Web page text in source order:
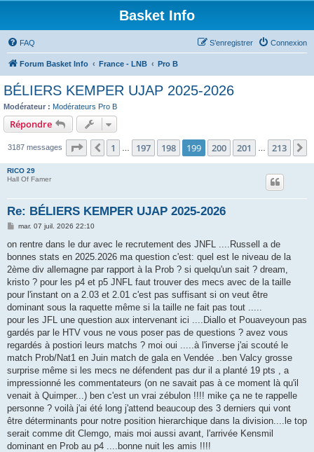
Basket Info
FAQ Connexion
S’enregistrer
Forum Basket Info France - LNB Pro B
BÉLIERS KEMPER UJAP 2025-2026
Modérateur : Modérateurs Pro B
Répondre
3187 messages Page 199 sur213
Précédente
1 197 198 199 200 201 213
RICO 29
Hall Of Famer
Re: BÉLIERS KEMPER UJAP 2025-2026
M
s
a
g
mar. 07 juil. 2026 22:10
on rentre dans le dur avec le recrutement des JNFL ....Russell a de
bonnes stats en 2025.2026 ma question c'est: quel est le niveau de la
2ème div allemagne par rapport à la Prob ? si quelqu'un sait ? dream,
kristo ? pour les p4 et p5 JNFL faut trouver des mecs avec de la taille
pour l'instant on a 2.03 et 2.01 c'est pas suffisant si on veut être
dominant sous la raquette même si la taille ne fait pas tout .....
pour les JFL une question aux intervenant ici ....Diallo et Pouaveyoun pas
gardés par le HTV vous ne vous poser pas de questions ? avez vous
regardés à postiori leurs matchs ? moi oui .....à l'inverse j'ai scouté le
match Prob/Nat1 en Juin match de gala en Vendée ..ben Valcy grosse
surprise même si les mecs ne défendent pas dur il a planté 19 pts , a
impressionné les commentateurs (on ne savait pas à ce moment là qu'il
venait à Quimper...) ben c'est un vrai zébulon !!!! mike ça ne te rappelle
personne ? voilà j'ai été long j'attend beaucoup des 3 derniers qui vont
être déterminants pour notre position hierarchique dans la division....le top
serait comme dit Clemgo, mais moi aussi avant, l'arrivée Kensmil
dominant en Prob au p4 ....bonne nuit les amis !!!!